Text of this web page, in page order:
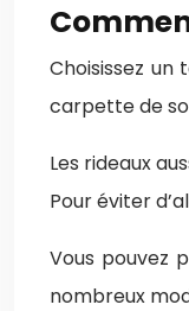
Choisissez
carpette de
Les rideaux
Pour éviter
Vous pouvez
nombreux